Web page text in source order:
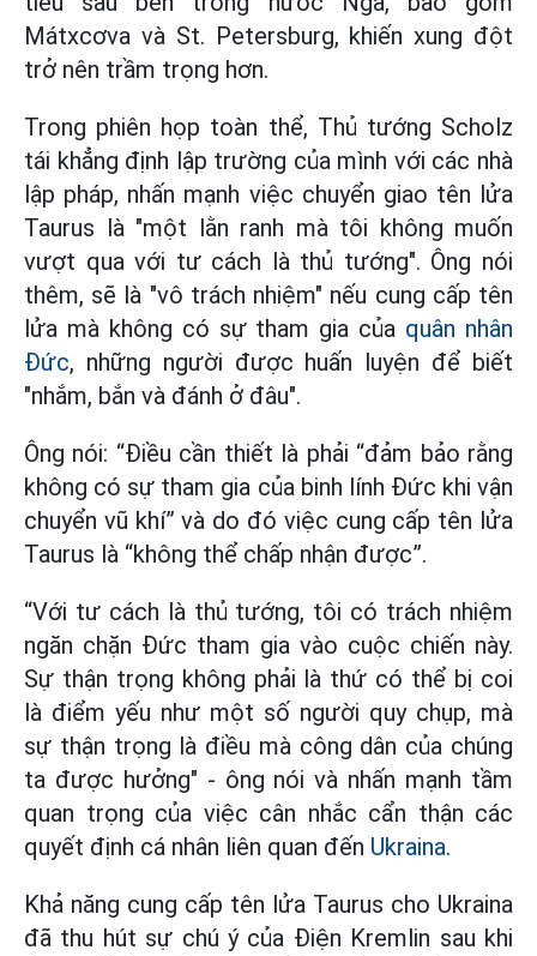
Mátxcơva và St. Petersburg, khiến xung đột
trở nên trầm trọng hơn.
Trong phiên họp toàn thể, Thủ tướng Scholz
tái khẳng định lập trường của mình với các nhà
lập pháp, nhấn mạnh việc chuyển giao tên lửa
Taurus là "một lằn ranh mà tôi không muốn
vượt qua với tư cách là thủ tướng". Ông nói
thêm, sẽ là "vô trách nhiệm" nếu cung cấp tên
lửa mà không có sự tham gia của quân nhân
Đức, những người được huấn luyện để biết
"nhắm, bắn và đánh ở đâu".
Ông nói: “Điều cần thiết là phải “đảm bảo rằng
không có sự tham gia của binh lính Đức khi vận
chuyển vũ khí” và do đó việc cung cấp tên lửa
Taurus là “không thể chấp nhận được”.
“Với tư cách là thủ tướng, tôi có trách nhiệm
ngăn chặn Đức tham gia vào cuộc chiến này.
Sự thận trọng không phải là thứ có thể bị coi
là điểm yếu như một số người quy chụp, mà
sự thận trọng là điều mà công dân của chúng
ta được hưởng" - ông nói và nhấn mạnh tầm
quan trọng của việc cân nhắc cẩn thận các
quyết định cá nhân liên quan đến Ukraina.
Khả năng cung cấp tên lửa Taurus cho Ukraina
đã thu hút sự chú ý của Điện Kremlin sau khi